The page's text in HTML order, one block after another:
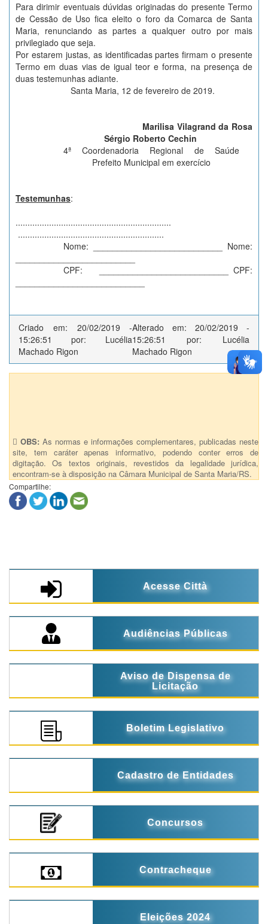
Para dirimir eventuais dúvidas originadas do presente Termo
de Cessão de Uso fica eleito o foro da Comarca de Santa
Maria, renunciando as partes a qualquer outro por mais
privilegiado que seja.
Por estarem justas, as identificadas partes firmam o presente
Termo em duas vias de igual teor e forma, na presença de
duas testemunhas adiante.
Santa Maria, 12 de fevereiro de 2019.
Marilisa Vilagrand da Rosa
Sérgio Roberto Cechin
4ª Coordenadoria Regional de Saúde
Prefeito Municipal em exercício
Testemunhas:
.................................................................
.............................................................
Nome: ­­­­­­­­­­­­­­­­­­­­___________________________
Nome:
CPF: ___________________________
CPF:
Criado em: 20/02/2019 -
15:26:51 por: Lucélia
Machado Rigon
Alterado em: 20/02/2019 -
15:26:51 por: Lucélia
Machado Rigon
OBS: As normas e informações complementares, publicadas neste
site, tem caráter apenas informativo, podendo conter erros de
digitação. Os textos originais, revestidos da legalidade jurídica,
encontram-se à disposição na Câmara Municipal de Santa Maria/RS.
Compartilhe:
Acesse Città
Audiências Públicas
Aviso de Dispensa de
Licitação
Boletim Legislativo
Cadastro de Entidades
Concursos
Contracheque
Eleições 2024